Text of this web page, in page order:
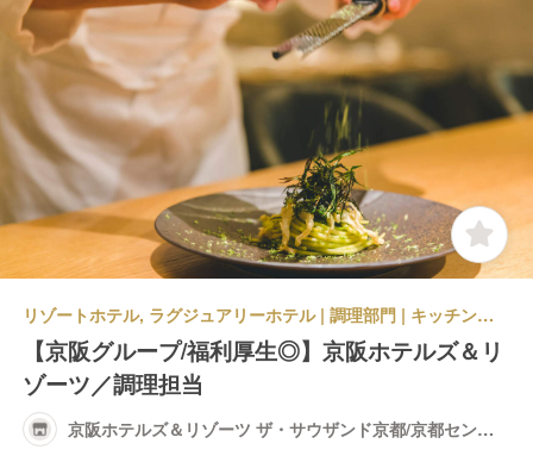
リゾートホテル, ラグジュアリーホテル | 調理部門 | キッチンスタッフ | 京阪ホテルズ＆リゾーツ ザ・サウザンド京都/京都センチュリーホテル、琵琶湖ホテル
【京阪グループ/福利厚生◎】京阪ホテルズ＆リ
ゾーツ／調理担当
京阪ホテルズ＆リゾーツ ザ・サウザンド京都/京都センチ